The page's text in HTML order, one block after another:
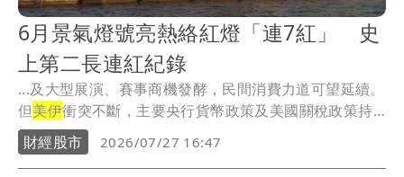
6月景氣燈號亮熱絡紅燈「連7紅」 史
上第二長連紅紀錄
...及大型展演、賽事商機發酵，民間消費力道可望延續。
但美伊衝突不斷，主要央行貨幣政策及美國關稅政策持
續演...
財經股市 2026/07/27 16:47